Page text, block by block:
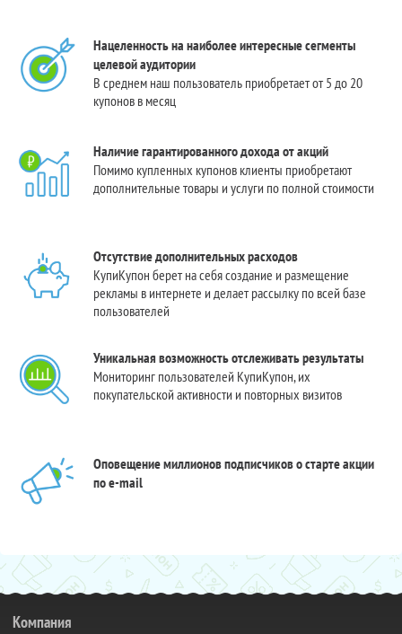
Нацеленность на наиболее интересные сегменты
целевой аудитории
В среднем наш пользователь приобретает от 5 до 20
купонов в месяц
Наличие гарантированного дохода от акций
Помимо купленных купонов клиенты приобретают
дополнительные товары и услуги по полной стоимости
Отсутствие дополнительных расходов
КупиКупон берет на себя создание и размещение
рекламы в интернете и делает рассылку по всей базе
пользователей
Уникальная возможность отслеживать результаты
Мониторинг пользователей КупиКупон, их
покупательской активности и повторных визитов
Оповещение миллионов подписчиков о старте акции
по e-mail
Компания